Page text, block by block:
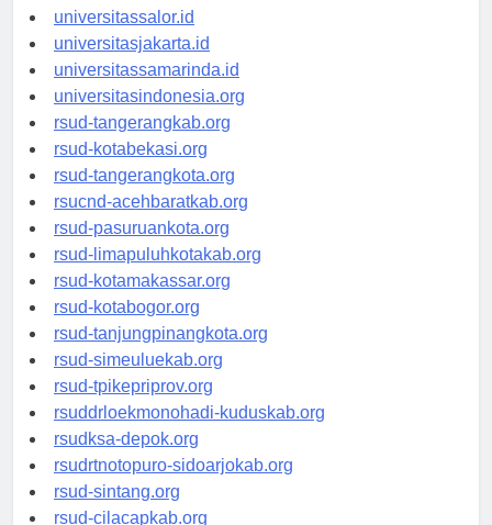
universitaswalesi.id
universitassalor.id
universitasjakarta.id
universitassamarinda.id
universitasindonesia.org
rsud-tangerangkab.org
rsud-kotabekasi.org
rsud-tangerangkota.org
rsucnd-acehbaratkab.org
rsud-pasuruankota.org
rsud-limapuluhkotakab.org
rsud-kotamakassar.org
rsud-kotabogor.org
rsud-tanjungpinangkota.org
rsud-simeuluekab.org
rsud-tpikepriprov.org
rsuddrloekmonohadi-kuduskab.org
rsudksa-depok.org
rsudrtnotopuro-sidoarjokab.org
rsud-sintang.org